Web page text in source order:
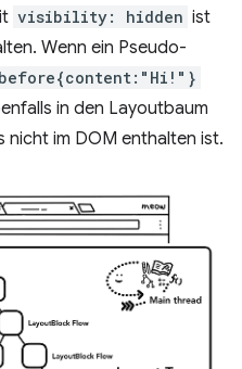
visibility: hidden ist
Wenn ein Pseudo-
in den Layoutbaum
nicht im DOM enthalten ist.